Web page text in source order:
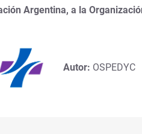
Argentina, a la
Autor: OSPEDYC